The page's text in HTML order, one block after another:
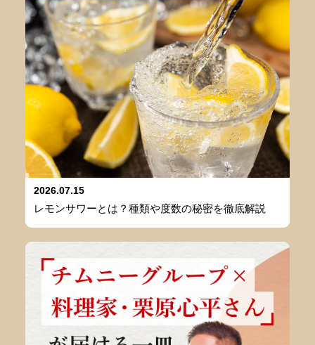
2026.07.15
レモンサワーとは？種類や度数の秘密を徹底解説